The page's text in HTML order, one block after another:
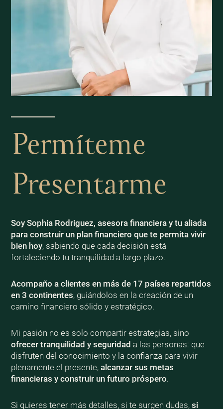
Permíteme
Presentarme
Soy Sophia Rodriguez, asesora financiera y tu aliada
para construir un plan financiero que te permita vivir
bien hoy, sabiendo que cada decisión está
fortaleciendo tu tranquilidad a largo plazo.
Acompaño a clientes en más de 17 países repartidos
en 3 continentes, guiándolos en la creación de un
camino financiero sólido y estratégico.
Mi pasión no es solo compartir estrategias, sino
ofrecer tranquilidad y seguridad a las personas: que
disfruten del conocimiento y la confianza para vivir
plenamente el presente, alcanzar sus metas
financieras y construir un futuro próspero.
Si quieres tener más detalles, si te surgen dudas, si